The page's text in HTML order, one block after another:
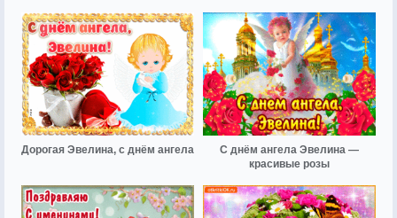
Дорогая Эвелина, с днём ангела
С днём ангела Эвелина —
красивые розы